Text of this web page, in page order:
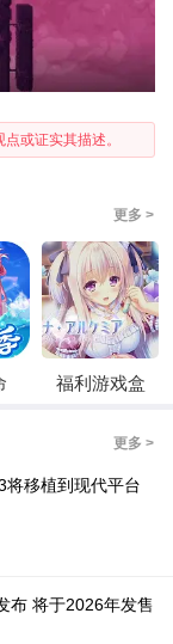
或证实其描述。
更多 >
福利游戏盒
更多 >
将移植到现代平台
布 将于2026年发售